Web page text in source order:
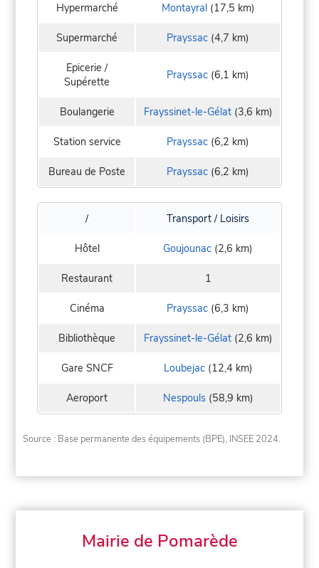
Hypermarché Montayral(17,5 km)
Supermarché Prayssac (4,7 km)
Epicerie /
Supérette
Prayssac (6,1 km)
Boulangerie Frayssinet-le-Gélat(3,6 km)
Station service Prayssac (6,2 km)
Bureau de Poste Prayssac (6,2 km)
/ Transport / Loisirs
Hôtel Goujounac (2,6 km)
Restaurant 1
Cinéma Prayssac (6,3 km)
Bibliothèque Frayssinet-le-Gélat(2,6 km)
Gare SNCF Loubejac(12,4 km)
Aeroport Nespouls(58,9 km)
Source : Base permanente des équipements (BPE), INSEE 2024.
Mairie de Pomarède